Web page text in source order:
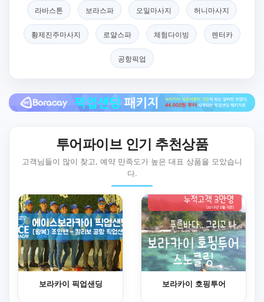
라바스톤 보라스파 오일마사지 허니마사지
황제진주마사지 로얄스파 체험다이빙 렌터카
공항픽업
투어파이브 인기 추천상품
고객님들이 많이 찾고, 예약 만족도가 높은 대표 상품을 모았습니
다.
보라카이 픽업샌딩 보라카이 호핑투어